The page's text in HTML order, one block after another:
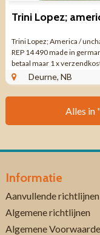
Trini Lopez;
Trini Lopez; America /
REP 14 490 made in
betaal maar 1 x
Deurne, NB
Alles in
Informatie
Aanvullende
Algemene richtlijnen
Algemene